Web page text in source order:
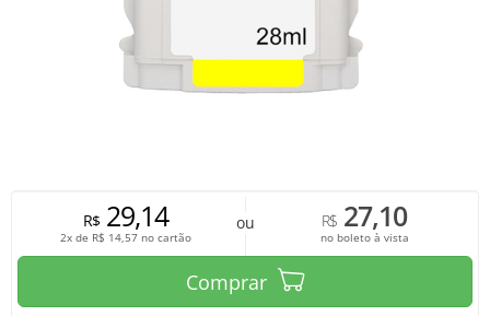
R$29,14
2x de R$ 14,57 no cartão
ou R$27,10
no boleto à vista
Comprar